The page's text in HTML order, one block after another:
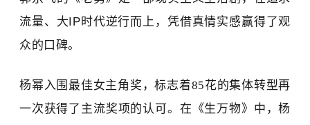
流量、 大IP时代逆行而上， 凭借真情实感赢得了观
众的口碑。
杨幂入围最佳女主角奖，标志着85花的集体转型再
一次获得了主流奖项的认可。 在《生万物》中，杨